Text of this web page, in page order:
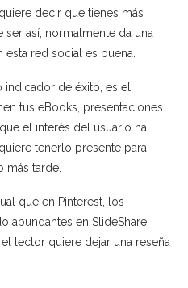
decir que tienes más
así, normalmente da una
red social es buena.
indicador de éxito, es el
tus eBooks, presentaciones
el interés del usuario ha
tenerlo presente para
más tarde.
que en Pinterest, los
abundantes en SlideShare
lector quiere dejar una reseña